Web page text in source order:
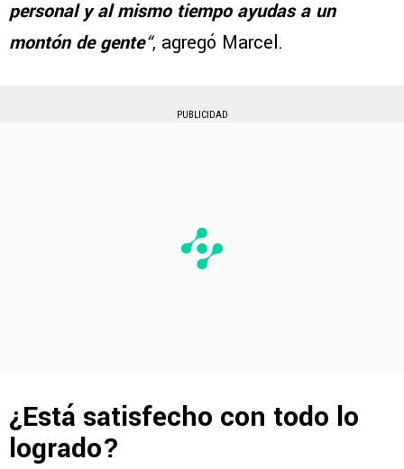
personal y al mismo tiempo ayudas a un
montón de gente“, agregó Marcel.
PUBLICIDAD
¿Está satisfecho con todo lo
logrado?